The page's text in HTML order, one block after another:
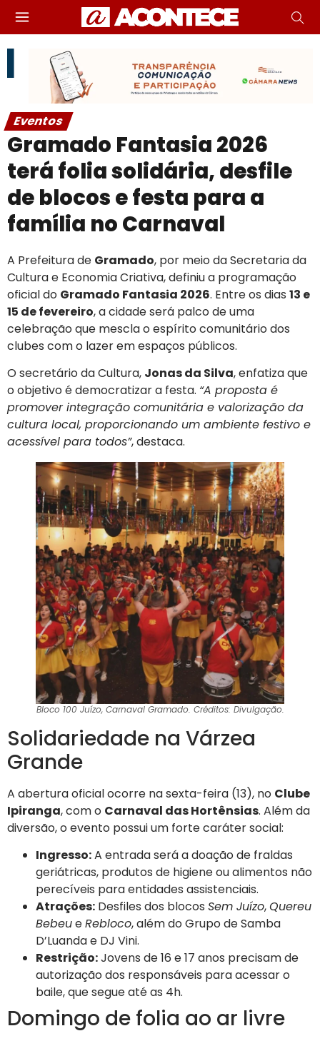
Eventos
Gramado Fantasia 2026
terá folia solidária, desfile
de blocos e festa para a
família no Carnaval
A Prefeitura de Gramado, por meio da Secretaria da
Cultura e Economia Criativa, definiu a programação
oficial do Gramado Fantasia 2026. Entre os dias 13 e
15 de fevereiro, a cidade será palco de uma
celebração que mescla o espírito comunitário dos
clubes com o lazer em espaços públicos.
O secretário da Cultura, Jonas da Silva, enfatiza que
o objetivo é democratizar a festa. “A proposta é
promover integração comunitária e valorização da
cultura local, proporcionando um ambiente festivo e
acessível para todos”, destaca.
Bloco 100 Juízo, Carnaval Gramado. Créditos: Divulgação.
Solidariedade na Várzea
Grande
A abertura oficial ocorre na sexta-feira (13), no Clube
Ipiranga, com o Carnaval das Hortênsias. Além da
diversão, o evento possui um forte caráter social:
Ingresso:A entrada será a doação de fraldas
geriátricas, produtos de higiene ou alimentos não
perecíveis para entidades assistenciais.
Atrações: Desfiles dos blocos Sem Juízo,Quereu
BebeueRebloco, além do Grupo de Samba
D’Luanda e DJ Vini.
Restrição:Jovens de 16 e 17 anos precisam de
autorização dos responsáveis para acessar o
baile, que segue até as 4h.
Domingo de folia ao ar livre